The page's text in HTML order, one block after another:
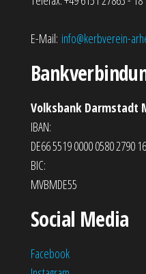
E-Mail: info@kerbverein-
Volksbank Darmstadt
IBAN:
DE66 5519 0000 0580 2790 16
BIC:
MVBMDE55
Social Media
Facebook